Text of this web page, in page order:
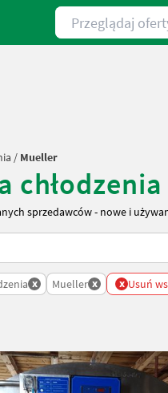
Przeglądaj oferty
/ Mueller
sprzedawców - nowe i
x Mueller x x Usuń